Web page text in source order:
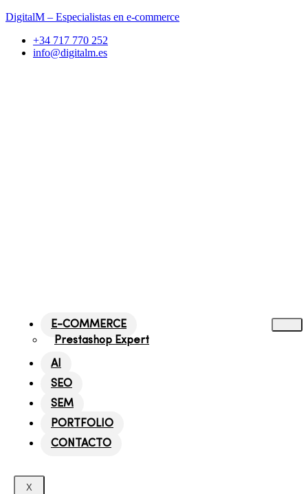
DigitalM – Especialistas en e-commerce
+34 717 770 252
info@digitalm.es
E-COMMERCE
Prestashop Expert
AI
SEO
SEM
PORTFOLIO
CONTACTO
X